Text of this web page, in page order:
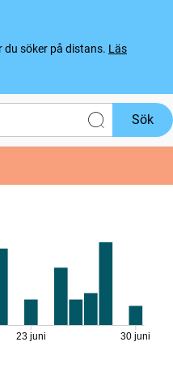
söker på distans. Läs
Sök
23 juni 30 juni